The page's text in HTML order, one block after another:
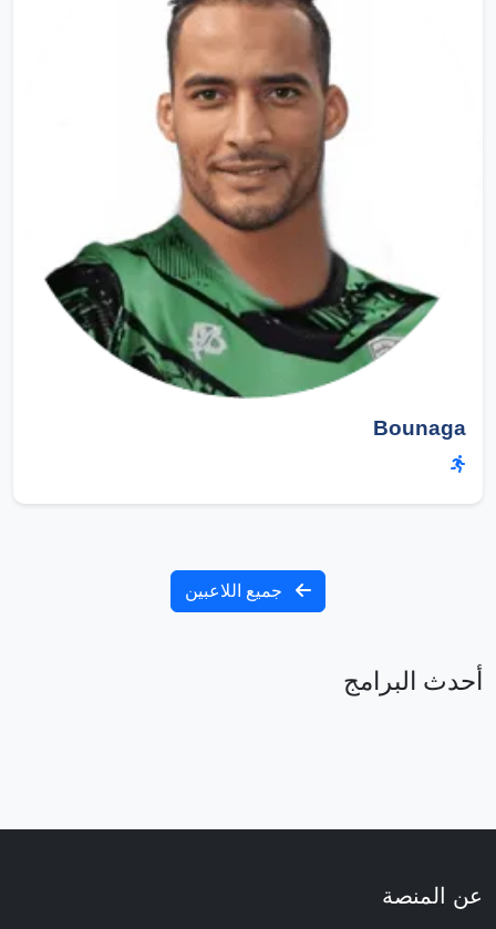
Bounaga
جميع اللاعبين
أحدث البرامج
عن المنصة